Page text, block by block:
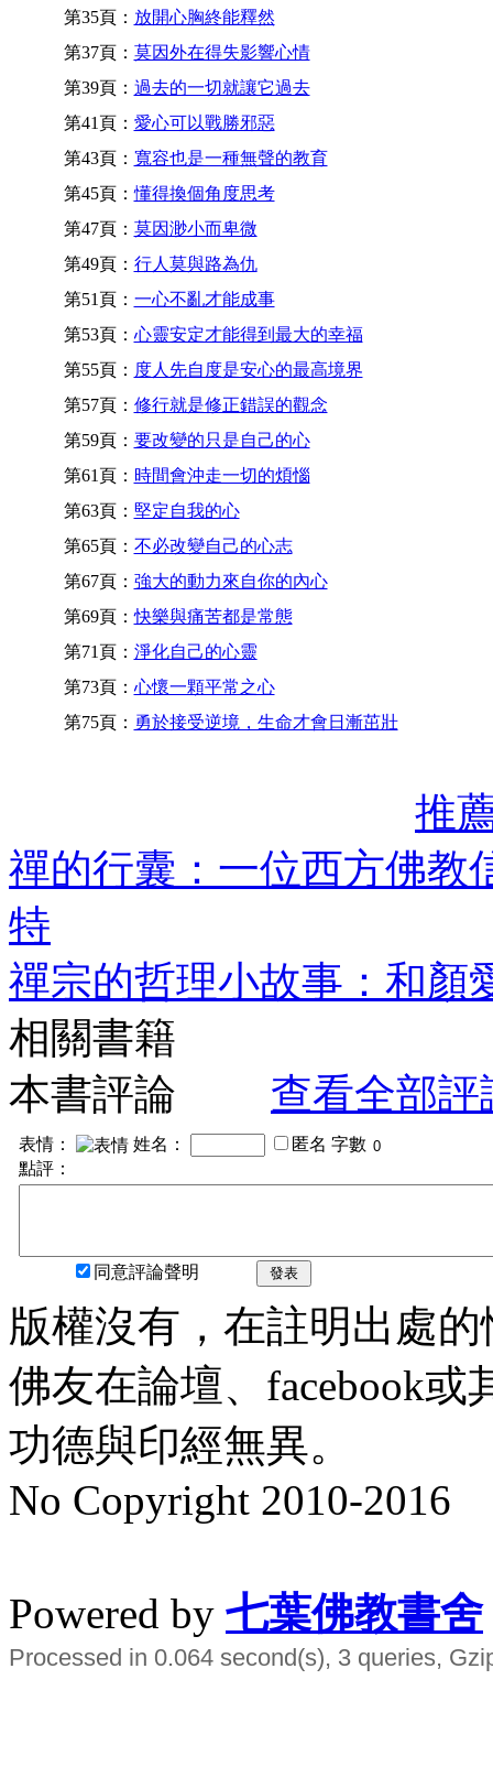
第35頁： 放開心胸終能釋然
第37頁： 莫因外在得失影響心情
第39頁： 過去的一切就讓它過去
第41頁： 愛心可以戰勝邪惡
第43頁： 寬容也是一種無聲的教育
第45頁：懂得換個角度思考
第47頁： 莫因渺小而卑微
第49頁： 行人莫與路為仇
第51頁： 一心不亂才能成事
第53頁： 心靈安定才能得到最大的幸福
第55頁： 度人先自度是安心的最高境界
第57頁： 修行就是修正錯誤的觀念
第59頁： 要改變的只是自己的心
第61頁： 時間會沖走一切的煩惱
第63頁： 堅定自我的心
第65頁： 不必改變自己的心志
第67頁： 強大的動力來自你的內心
第69頁：快樂與痛苦都是常態
第71頁： 淨化自己的心靈
第73頁： 心懷一顆平常之心
第75頁： 勇於接受逆境，生命才會日漸茁壯
推
禪的行囊：一位西方佛
特
禪宗的哲理小故事：和
相關書籍
本書評論
查看全部評
表情： 姓名： 匿名 字數
點評：
同意評論聲明 發表
版權沒有，在註明出處
佛友在論壇、facebook
功德與印經無異。
No Copyright 2010-2016
Powered by 七葉佛教書舍
Processed in 0.064 second(s), 3 queries,